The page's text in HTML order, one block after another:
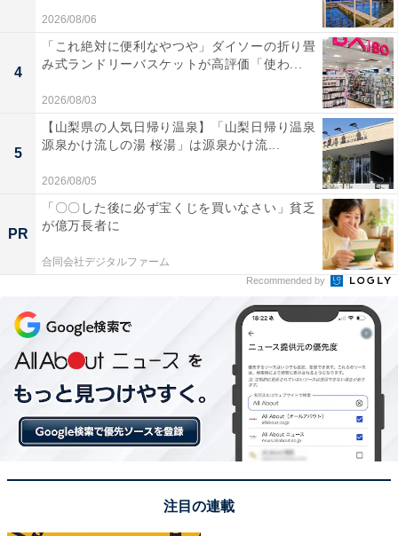
チェックアウト：10:00
※プランにより時間が異なる可能性があります
あわせて読みたい
【武雄温泉の人気ホテル】「ホテル春慶屋」
は100％かけ流しの展望露天風呂が自慢
「風がささやく離れの宿 山あかり」は全室露天風
呂付きの離れで「美人の湯」を満喫できる宿
2026/08/06
4
「これ絶対に便利なやつや」ダイソーの折り畳
み式ランドリーバスケットが高評価「使わ...
2026/08/03
5
【山梨県の人気日帰り温泉】「山梨日帰り温泉
源泉かけ流しの湯 桜湯」は源泉かけ流...
2026/08/05
PR
「〇〇した後に必ず宝くじを買いなさい」貧乏
が億万長者に
合同会社デジタルファーム
Recommended by
注目の連載